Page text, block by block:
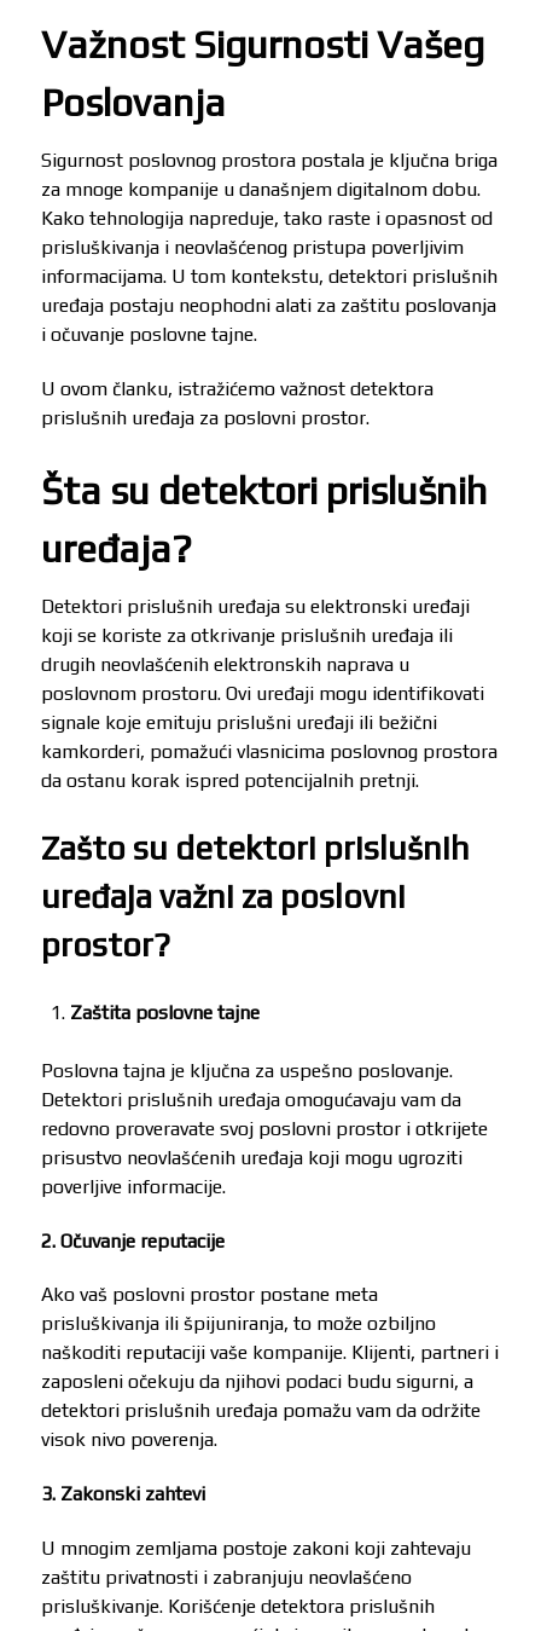
Važnost Sigurnosti Vašeg
Poslovanja
Sigurnost poslovnog prostora postala je ključna briga
za mnoge kompanije u današnjem digitalnom dobu.
Kako tehnologija napreduje, tako raste i opasnost od
prisluškivanja i neovlašćenog pristupa poverljivim
informacijama. U tom kontekstu, detektori prislušnih
uređaja postaju neophodni alati za zaštitu poslovanja
i očuvanje poslovne tajne.
U ovom članku, istražićemo važnost detektora
prislušnih uređaja za poslovni prostor.
Šta su detektori prislušnih
uređaja?
Detektori prislušnih uređaja su elektronski uređaji
koji se koriste za otkrivanje prislušnih uređaja ili
drugih neovlašćenih elektronskih naprava u
poslovnom prostoru. Ovi uređaji mogu identifikovati
signale koje emituju prislušni uređaji ili bežični
kamkorderi, pomažući vlasnicima poslovnog prostora
da ostanu korak ispred potencijalnih pretnji.
Zašto su detektori prislušnih
uređaja važni za poslovni
prostor?
Zaštita poslovne tajne
Poslovna tajna je ključna za uspešno poslovanje.
Detektori prislušnih uređaja omogućavaju vam da
redovno proveravate svoj poslovni prostor i otkrijete
prisustvo neovlašćenih uređaja koji mogu ugroziti
poverljive informacije.
2. Očuvanje reputacije
Ako vaš poslovni prostor postane meta
prisluškivanja ili špijuniranja, to može ozbiljno
naškoditi reputaciji vaše kompanije. Klijenti, partneri i
zaposleni očekuju da njihovi podaci budu sigurni, a
detektori prislušnih uređaja pomažu vam da održite
visok nivo poverenja.
3. Zakonski zahtevi
U mnogim zemljama postoje zakoni koji zahtevaju
zaštitu privatnosti i zabranjuju neovlašćeno
prisluškivanje. Korišćenje detektora prislušnih